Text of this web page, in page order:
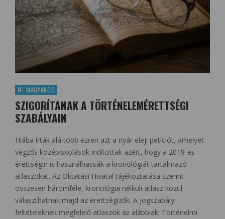
MI MAGYAROK
SZIGORÍTANAK A TÖRTÉNELEMÉRETTSÉGI
SZABÁLYAIN
Hiába írták alá több ezren azt a nyár eleji petíciót, amelyet
végzős középiskolások indítottak azért, hogy a 2019-es
érettségin is használhassák a kronológiát tartalmazó
atlaszokat. Az Oktatási Hivatal tájékoztatása szerint
összesen háromféle, kronológia nélküli atlasz közül
választhatnak majd az érettségizők. A jogszabályi
feltételeknek megfelelő atlaszok az alábbiak: Történelmi